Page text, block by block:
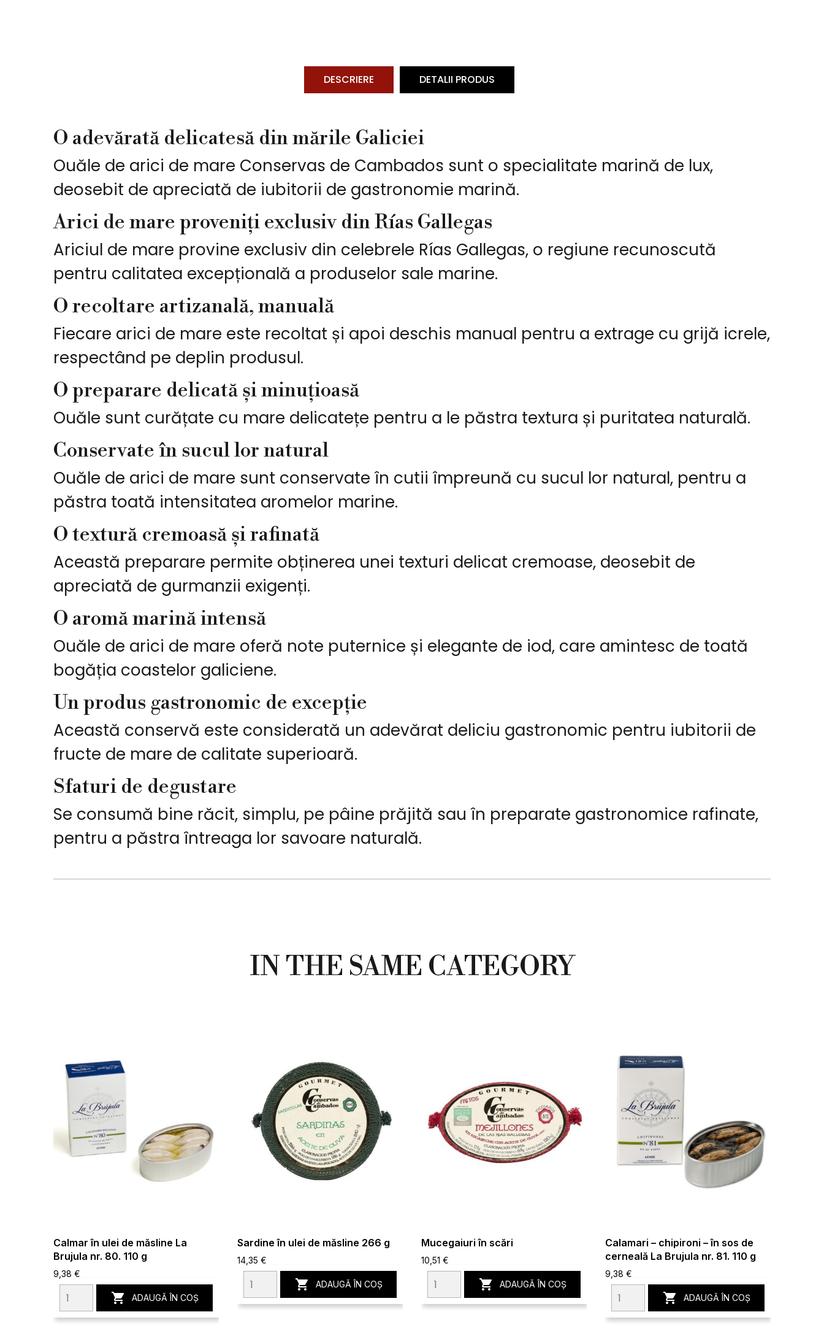
DESCRIERE DETALII PRODUS
O adevărată delicatesă din mările Galiciei
Ouăle de arici de mare Conservas de Cambados sunt o specialitate marină de lux,
deosebit de apreciată de iubitorii de gastronomie marină.
Arici de mare proveniți exclusiv din Rías Gallegas
Ariciul de mare provine exclusiv din celebrele Rías Gallegas, o regiune recunoscută
pentru calitatea excepțională a produselor sale marine.
O recoltare artizanală, manuală
Fiecare arici de mare este recoltat și apoi deschis manual pentru a extrage cu grijă icrele,
respectând pe deplin produsul.
O preparare delicată și minuțioasă
Ouăle sunt curățate cu mare delicatețe pentru a le păstra textura și puritatea naturală.
Conservate în sucul lor natural
Ouăle de arici de mare sunt conservate în cutii împreună cu sucul lor natural, pentru a
păstra toată intensitatea aromelor marine.
O textură cremoasă și rafinată
Această preparare permite obținerea unei texturi delicat cremoase, deosebit de
apreciată de gurmanzii exigenți.
O aromă marină intensă
Ouăle de arici de mare oferă note puternice și elegante de iod, care amintesc de toată
bogăția coastelor galiciene.
Un produs gastronomic de excepție
Această conservă este considerată un adevărat deliciu gastronomic pentru iubitorii de
fructe de mare de calitate superioară.
Sfaturi de degustare
Se consumă bine răcit, simplu, pe pâine prăjită sau în preparate gastronomice rafinate,
pentru a păstra întreaga lor savoare naturală.
IN THE SAME CATEGORY
Calmar în ulei de măsline La
Brujula nr. 80. 110 g
9,38 €
 ADAUGĂ ÎN COȘ
Sardine în ulei de măsline 266 g
14,35 €
 ADAUGĂ ÎN COȘ
Mucegaiuri în scări
10,51 €
 ADAUGĂ ÎN COȘ
Calamari – chipironi – în sos de
cerneală La Brujula nr. 81. 110 g
9,38 €
 ADAUGĂ ÎN COȘ